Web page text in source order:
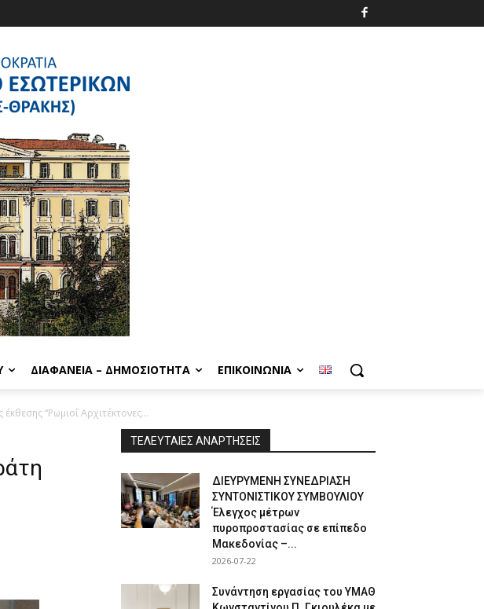
ΔΙΑΦΆΝΕΙΑ – ΔΗΜΟΣΙΌΤΗΤΑ ΕΠΙΚΟΙΝΩΝΊΑ
“Ρωμιοί Αρχιτέκτονες...
ΤΕΛΕΥΤΑΙΕΣ ΑΝΑΡΤΗΣΕΙΣ
ΔΙΕΥΡΥΜΕΝΗ ΣΥΝΕΔΡΙΑΣΗ
ΣΥΝΤΟΝΙΣΤΙΚΟΥ ΣΥΜΒΟΥΛΙΟΥ
Έλεγχος μέτρων
πυροπροστασίας σε επίπεδο
Μακεδονίας –...
2026-07-22
Συνάντηση εργασίας του ΥΜΑΘ